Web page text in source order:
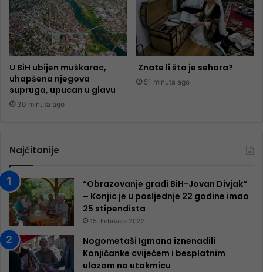
U BiH ubijen muškarac,
uhapšena njegova
supruga, upucan u glavu
30 minuta ago
Znate li šta je sehara?
51 minuta ago
Najčitanije
“Obrazovanje gradi BiH-Jovan Divjak“
– Konjic je u posljednje 22 godine imao
25 ​​stipendista
15. Februara 2023.
Nogometaši Igmana iznenadili
Konjičanke cvijećem i besplatnim
ulazom na utakmicu